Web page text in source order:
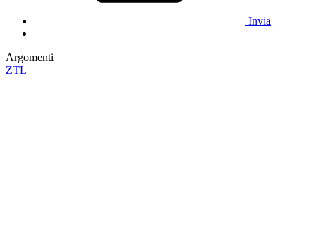
Invia
Argomenti
ZTL